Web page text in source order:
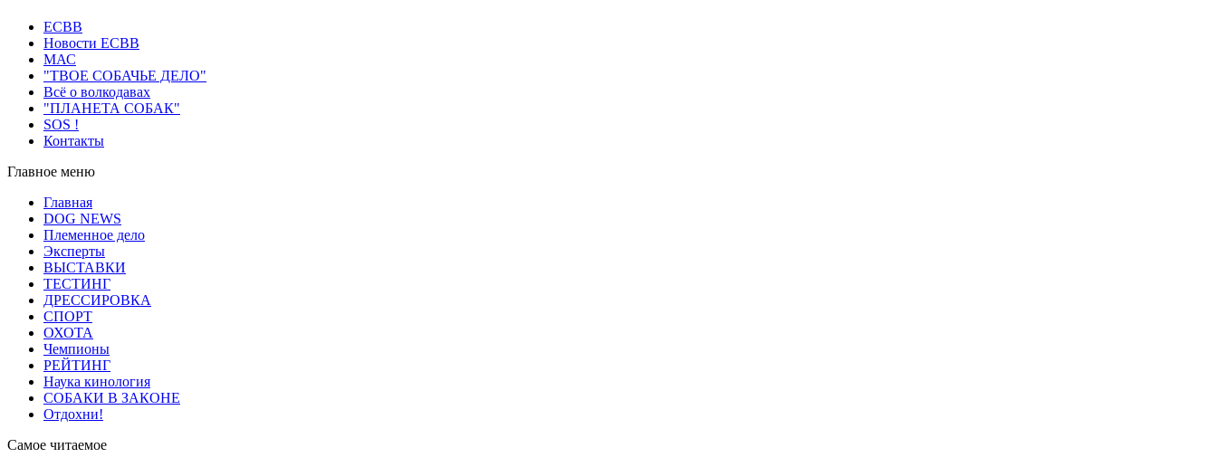
ECВB
Новости ЕСВВ
МАС
"ТВОЕ СОБАЧЬЕ ДЕЛО"
Всё о волкодавах
"ПЛАНЕТА СОБАК"
SOS !
Контакты
Главное меню
Главная
DOG NEWS
Племенное дело
Эксперты
ВЫСТАВКИ
ТЕСТИНГ
ДРЕССИРОВКА
СПОРТ
ОХОТА
Чемпионы
РЕЙТИНГ
Наука кинология
СОБАКИ В ЗАКОНЕ
Отдохни!
Самое читаемое